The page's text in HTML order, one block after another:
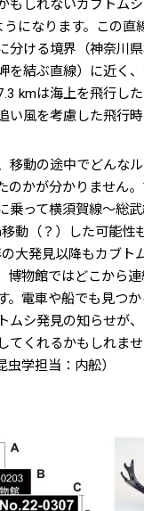
しれないカブトムシ
になります。この直
分ける境界（神奈川
を結ぶ直線）に近く
kmは海上を飛行し
い風を考慮した飛行
移動の途中でどんな
のかが分かりません
乗って横須賀線～総
動（？）した可能性
大発見以降もカブト
博物館ではどこから
。電車や船でも見つか
ムシ発見の知らせが
てくれるかもしれま
虫学担当：内舩）